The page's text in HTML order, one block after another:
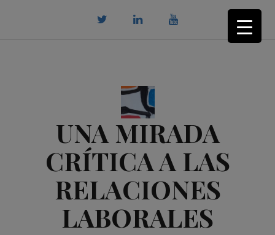
UNA MIRADA
CRÍTICA A LAS
RELACIONES
LABORALES